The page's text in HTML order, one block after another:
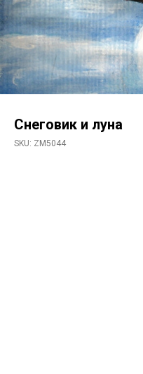
Снеговик и луна
SKU: ZM5044